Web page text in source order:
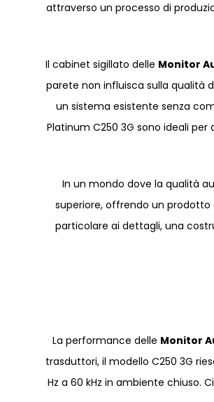
attraverso un processo di
Il cabinet sigillato delle Monitor
parete non influisca sulla qualità
un sistema esistente senza
Platinum C250 3G sono ideali
In un mondo dove la qualità
superiore, offrendo un prodotto
particolare ai dettagli, una
La performance delle Monitor
trasduttori, il modello C250 3G
Hz a 60 kHz in ambiente chiuso.